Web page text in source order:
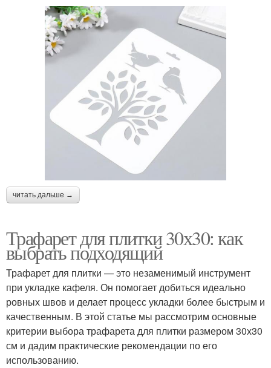
читать дальше →
Трафарет для плитки 30х30: как
выбрать подходящий
Трафарет для плитки — это незаменимый инструмент
при укладке кафеля. Он помогает добиться идеально
ровных швов и делает процесс укладки более быстрым и
качественным. В этой статье мы рассмотрим основные
критерии выбора трафарета для плитки размером 30х30
см и дадим практические рекомендации по его
использованию.